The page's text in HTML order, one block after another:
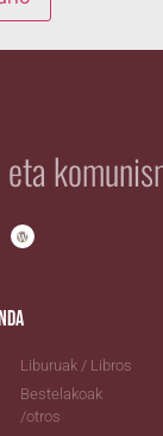
Liburuak / Libros
Bestelakoak
/otros